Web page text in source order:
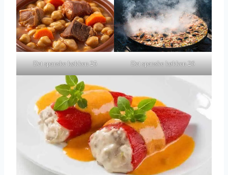
Det spanske køkken 25 Det spanske køkken 26